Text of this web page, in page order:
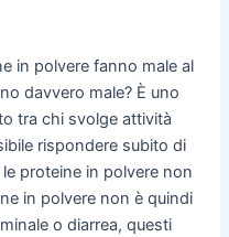
in polvere fanno male al
davvero male? È uno
tra chi svolge attività
rispondere subito di
proteine in polvere non
in polvere non è quindi
o diarrea, questi